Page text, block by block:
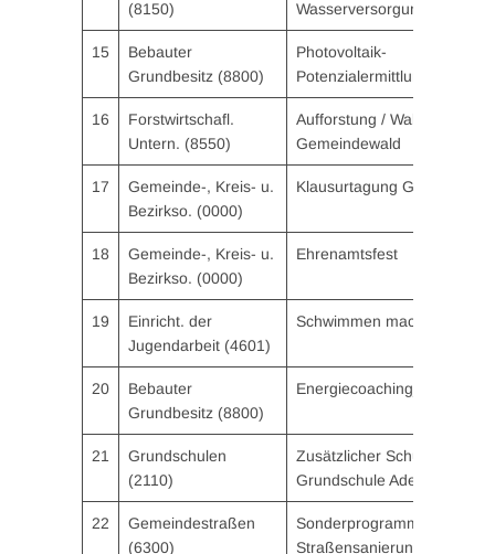
(8150) Wasserversorgung
15
Bebauter
Grundbesitz (8800)
Photovoltaik-
Potenzialermittlung
16
Forstwirtschafl.
Untern. (8550)
Aufforstung / Waldumbau
Gemeindewald
17
Gemeinde-, Kreis- u.
Bezirkso. (0000)
Klausurtagung Gemeinderat
18
Gemeinde-, Kreis- u.
Bezirkso. (0000)
Ehrenamtsfest
19
Einricht. der
Jugendarbeit (4601)
Schwimmen macht Spaß
20
Bebauter
Grundbesitz (8800)
Energiecoaching_Plus
21
Grundschulen
(2110)
Zusätzlicher Schulbus
Grundschule Adelsried
22
Gemeindestraßen
(6300)
Sonderprogramm
Straßensanierung